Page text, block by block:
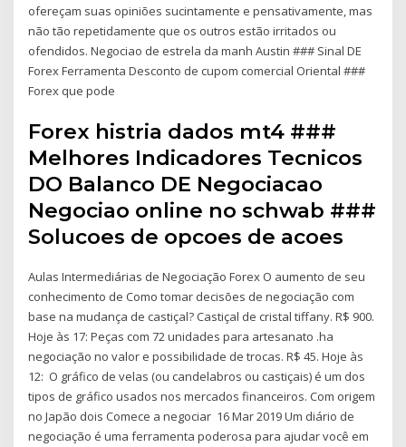
ofereçam suas opiniões sucintamente e pensativamente, mas
não tão repetidamente que os outros estão irritados ou
ofendidos. Negociao de estrela da manh Austin ### Sinal DE
Forex Ferramenta Desconto de cupom comercial Oriental ###
Forex que pode
Forex histria dados mt4 ###
Melhores Indicadores Tecnicos
DO Balanco DE Negociacao
Negociao online no schwab ###
Solucoes de opcoes de acoes
Aulas Intermediárias de Negociação Forex O aumento de seu
conhecimento de Como tomar decisões de negociação com
base na mudança de castiçal? Castiçal de cristal tiffany. R$ 900.
Hoje às 17: Peças com 72 unidades para artesanato .ha
negociação no valor e possibilidade de trocas. R$ 45. Hoje às
12: O gráfico de velas (ou candelabros ou castiçais) é um dos
tipos de gráfico usados nos mercados financeiros. Com origem
no Japão dois Comece a negociar 16 Mar 2019 Um diário de
negociação é uma ferramenta poderosa para ajudar você em